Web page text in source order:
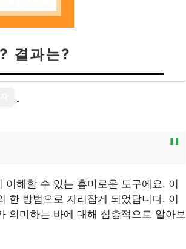
결과는?
해할 수 있는 흥미로운 도구에요. 이
한 방법으로 자리잡게 되었답니다. 이
의미하는 바에 대해 심층적으로 알아보